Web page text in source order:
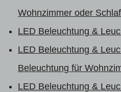
Wohnzimmer oder
LED Beleuchtung &
LED Beleuchtung &
Beleuchtung für
LED Beleuchtung &